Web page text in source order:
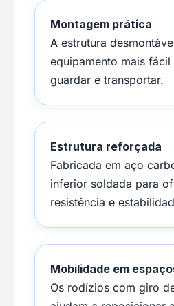
Montagem prática
A estrutura
equipamento mais fácil
guardar e transportar.
Estrutura reforçada
Fabricada em aço
inferior soldada para
resistência e
Mobilidade em
Os rodízios com giro